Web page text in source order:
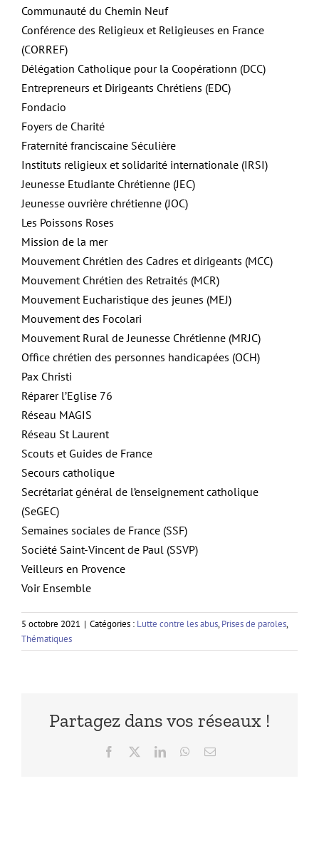
Communauté du Chemin Neuf
Conférence des Religieux et Religieuses en France
(CORREF)
Délégation Catholique pour la Coopérationn (DCC)
Entrepreneurs et Dirigeants Chrétiens (EDC)
Fondacio
Foyers de Charité
Fraternité franciscaine Séculière
Instituts religieux et solidarité internationale (IRSI)
Jeunesse Etudiante Chrétienne (JEC)
Jeunesse ouvrière chrétienne (JOC)
Les Poissons Roses
Mission de la mer
Mouvement Chrétien des Cadres et dirigeants (MCC)
Mouvement Chrétien des Retraités (MCR)
Mouvement Eucharistique des jeunes (MEJ)
Mouvement des Focolari
Mouvement Rural de Jeunesse Chrétienne (MRJC)
Office chrétien des personnes handicapées (OCH)
Pax Christi
Réparer l’Eglise 76
Réseau MAGIS
Réseau St Laurent
Scouts et Guides de France
Secours catholique
Secrétariat général de l’enseignement catholique
(SeGEC)
Semaines sociales de France (SSF)
Société Saint-Vincent de Paul (SSVP)
Veilleurs en Provence
Voir Ensemble
5 octobre 2021 | Catégories : Lutte contre les abus,Prises de paroles,
Thématiques
Partagez dans vos réseaux !
Facebook LinkedInWhatsApp
Email